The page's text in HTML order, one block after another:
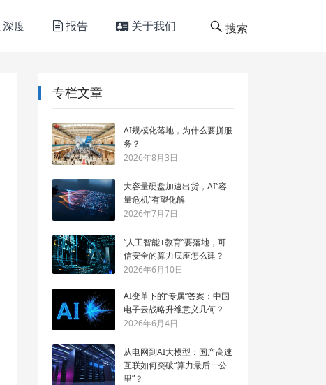
深度 报告 关于我们 搜索
专栏文章
AI规模化落地，为什么要拼服
务？
2026年8月3日
大容量硬盘加速出货，AI“容
量危机”有望化解
2026年7月7日
“人工智能+教育”要落地，可
信安全的算力底座怎么建？
2026年6月10日
AI变革下的“专属”答案：中国
电子云战略升维意义几何？
2026年6月4日
从电网到AI大模型：国产高速
互联如何突破“算力最后一公
里”？